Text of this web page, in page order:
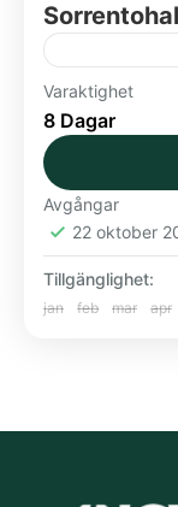
Amalfikusten
Vico Equense
Garanterad
Europa
Varaktighet
8 Dagar
Avgångar
22 oktober
Tillgänglighet:
jan feb mar apr